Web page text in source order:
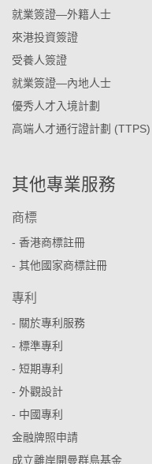
就業簽證—外籍人士
來港投資簽證
受養人簽證
就業簽證—內地人士
優秀人才入境計劃
高端人才通行證計劃 (TTPS)
其他專業服務
商標
- 香港商標註冊
- 其他國家商標註冊
專利
- 關於專利服務
- 標準專利
- 短期專利
- 外觀設計
- 中國專利
金融牌照申請
成立離岸開曼群島基金